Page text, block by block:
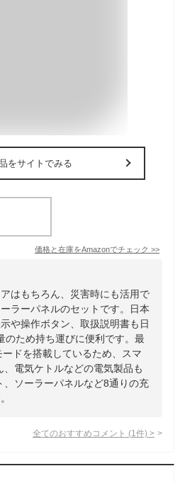
をサイトでみる
価格と在庫をAmazonでチェック >>
はもちろん、災害時にも活用で
ラーパネルのセットです。日本
や操作ボタン、取扱説明書も日
のため持ち運びに便利です。最
ドを搭載しているため、スマ
電気ケトルなどの電気製品も
、ソーラーパネルなど8通りの充
全てのおすすめコメント (1 件) >